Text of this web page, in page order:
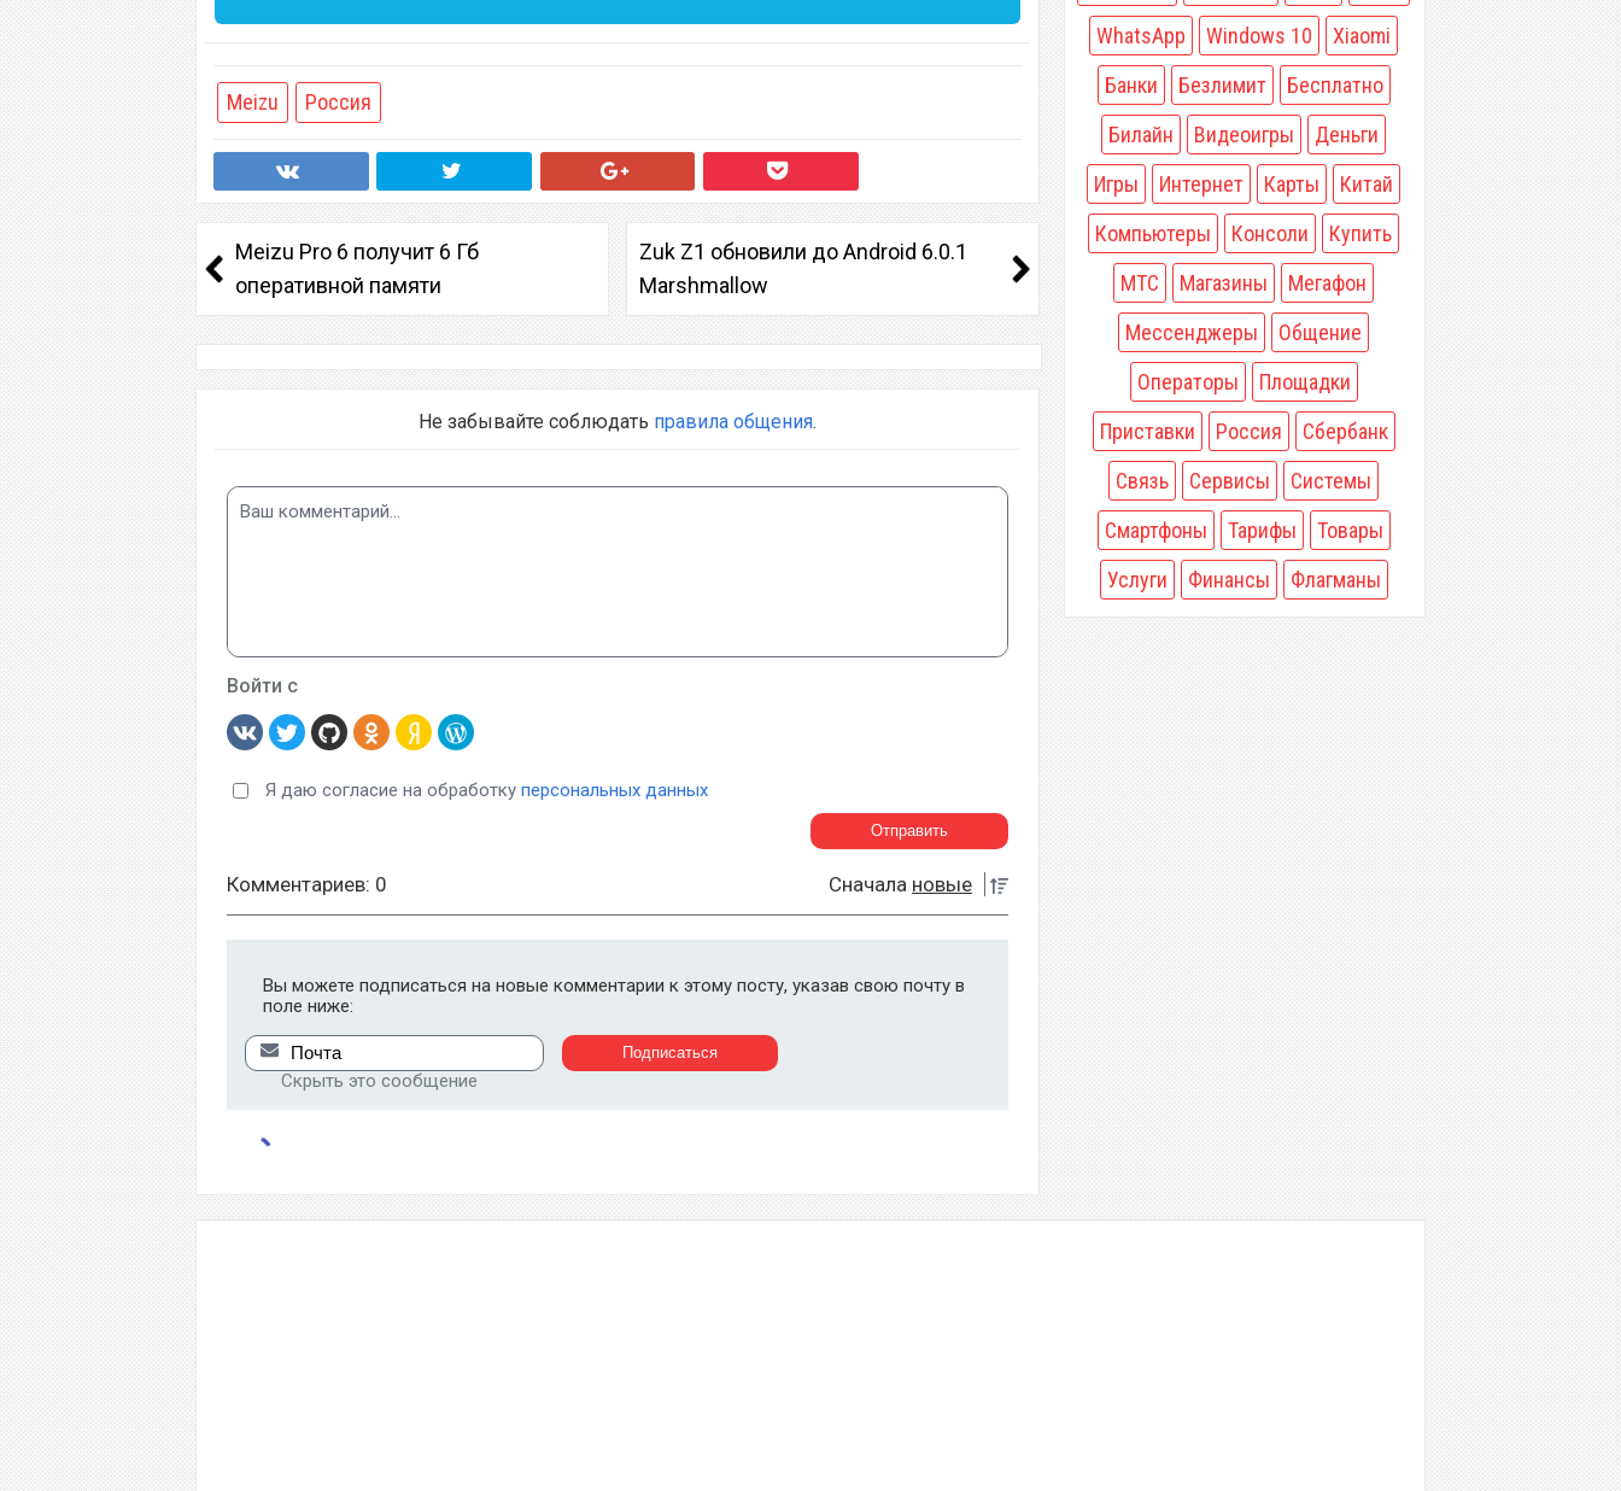
Meizu Россия
Meizu Pro 6 получит 6 Гб
оперативной памяти
Zuk Z1 обновили до Android 6.0.1
Marshmallow
Не забывайте соблюдать правила общения.
Войти с
Я даю согласие на обработку персональных данных
Комментариев: 0 Сначала новые
Вы можете подписаться на новые комментарии к этому посту, указав свою почту в
поле ниже:
Скрыть это сообщение
WhatsApp
Windows 10
Xiaomi
Банки
Безлимит
Бесплатно
Билайн
Видеоигры
Деньги
Игры
Интернет Карты
Китай
Компьютеры
Консоли
Купить
МТС
Магазины
Мегафон
Мессенджеры
Общение
Операторы
Площадки
Приставки
Россия
Сбербанк
Связь
Сервисы
Системы
Смартфоны
Тарифы
Товары
Услуги
Финансы Флагманы